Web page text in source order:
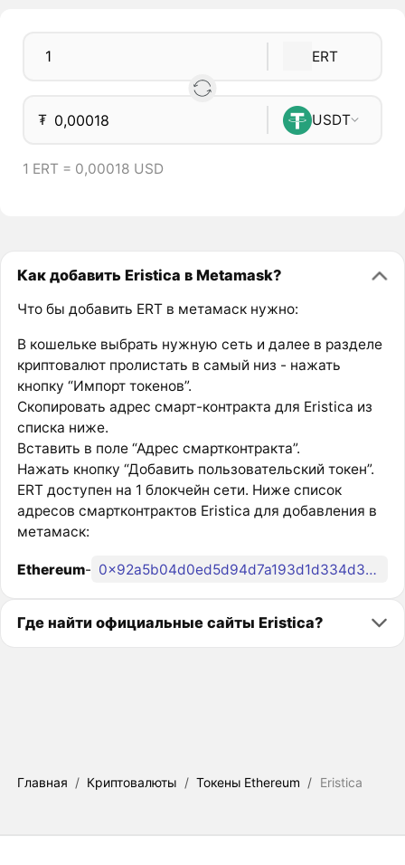
ERT
₮ USDT
1 ERT = 0,00018 USD
Как добавить Eristica в Metamask?
Что бы добавить ERT в метамаск нужно:
В кошельке выбрать нужную сеть и далее в разделе
криптовалют пролистать в самый низ - нажать
кнопку “Импорт токенов”.
Скопировать адрес смарт-контракта для Eristica из
списка ниже.
Вставить в поле “Адрес смартконтракта”.
Нажать кнопку “Добавить пользовательский токен”.
ERT доступен на 1 блокчейн сети. Ниже список
адресов смартконтрактов Eristica для добавления в
метамаск:
Ethereum- 0x92a5b04d0ed5d94d7a193d1d334d3d16996f4e13
Где найти официальные сайты Eristica?
Главная / Криптовалюты / Токены Ethereum / Eristica